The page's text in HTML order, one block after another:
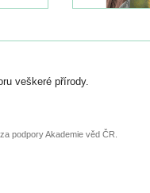
veškeré přírody.
podpory Akademie věd ČR.